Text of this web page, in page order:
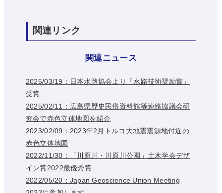
関連リンク
関連ニュース
2025/03/19：日本水路協会より「水路技術奨励賞」
受賞
2025/02/11：広島県歴史民俗資料館等連絡協議会研
究会で赤色立体地図を紹介
2023/02/09：2023年2月トルコ大地震震源地付近の
赤色立体地図
2022/11/30：「川原川・川原川公園」土木学会デザ
イン賞2022最優秀賞
2022/05/20：Japan Geoscience Union Meeting